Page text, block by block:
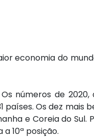
economia do
números de 2020,
países. Os dez mais
e Coreia do Sul.
10ª posição.